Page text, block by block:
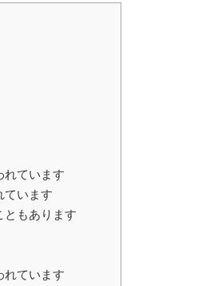
れています
ています
ともあります
れています